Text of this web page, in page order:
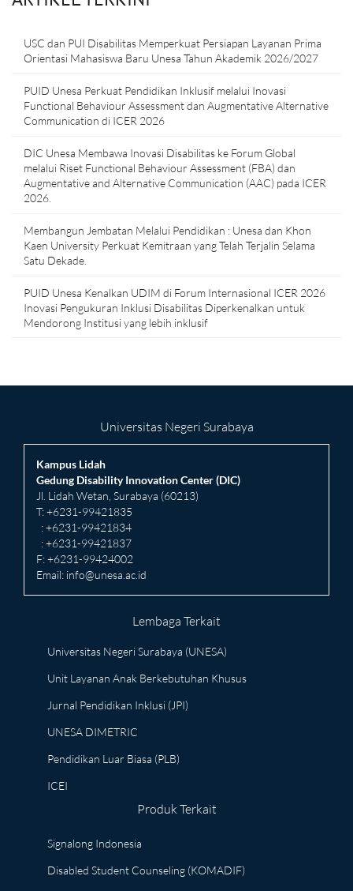
USC dan PUI Disabilitas Memperkuat Persiapan Layanan Prima
Orientasi Mahasiswa Baru Unesa Tahun Akademik 2026/2027
PUID Unesa Perkuat Pendidikan Inklusif melalui Inovasi
Functional Behaviour Assessment dan Augmentative Alternative
Communication di ICER 2026
DIC Unesa Membawa Inovasi Disabilitas ke Forum Global
melalui Riset Functional Behaviour Assessment (FBA) dan
Augmentative and Alternative Communication (AAC) pada ICER
2026.
Membangun Jembatan Melalui Pendidikan : Unesa dan Khon
Kaen University Perkuat Kemitraan yang Telah Terjalin Selama
Satu Dekade.
PUID Unesa Kenalkan UDIM di Forum Internasional ICER 2026
Inovasi Pengukuran Inklusi Disabilitas Diperkenalkan untuk
Mendorong Institusi yang lebih inklusif
Universitas Negeri Surabaya
Kampus Lidah
Gedung Disability Innovation Center (DIC)
Jl. Lidah Wetan, Surabaya (60213)
T: +6231-99421835
: +6231-99421834
: +6231-99421837
F: +6231-99424002
Email: info@unesa.ac.id
Lembaga Terkait
Universitas Negeri Surabaya (UNESA)
Unit Layanan Anak Berkebutuhan Khusus
Jurnal Pendidikan Inklusi (JPI)
UNESA DIMETRIC
Pendidikan Luar Biasa (PLB)
ICEI
Produk Terkait
Signalong Indonesia
Disabled Student Counseling (KOMADIF)